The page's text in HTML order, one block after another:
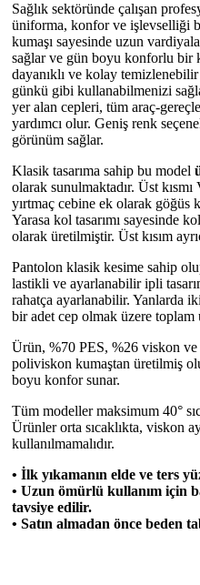
Sağlık sektöründe çalışan
üniforma, konfor ve işlevselliği
kumaşı sayesinde uzun
sağlar ve gün boyu konforlu bir
dayanıklı ve kolay
günkü gibi kullanabilmenizi
yer alan cepleri, tüm araç-
yardımcı olur. Geniş renk
görünüm sağlar.
Klasik tasarıma sahip bu model
olarak sunulmaktadır. Üst
yırtmaç cebine ek olarak göğüs
Yarasa kol tasarımı sayesinde
olarak üretilmiştir. Üst kısım
Pantolon klasik kesime sahip
lastikli ve ayarlanabilir ipli
rahatça ayarlanabilir. Yanlarda
bir adet cep olmak üzere
Ürün, %70 PES, %26 viskon ve
poliviskon kumaştan üretilmiş
boyu konfor sunar.
Tüm modeller maksimum 40°
Ürünler orta sıcaklıkta, viskon
kullanılmamalıdır.
• İlk yıkamanın elde ve ters
• Uzun ömürlü kullanım için
tavsiye edilir.
• Satın almadan önce beden